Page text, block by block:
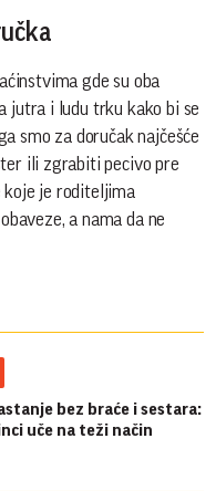
gde su oba
jutra i ludu trku kako bi se
smo za doručak najčešće
ili zgrabiti pecivo pre
koje je roditeljima
a nama da ne
bez braće i sestara:
uče na teži način